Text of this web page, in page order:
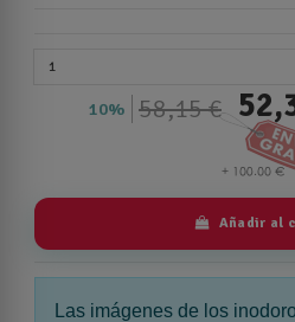
10% 58,15 €
Añadir al
Las imágenes de los